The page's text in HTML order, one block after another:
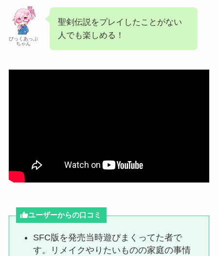
ぴっくあっぷ
ちゃん
聖剣伝説をプレイしたことがない
人でも楽しめる！
ユーザーからの口コミ
SFC版を発売当時遊びまくってた者で
す。リメイクやりたいものの家庭の事情